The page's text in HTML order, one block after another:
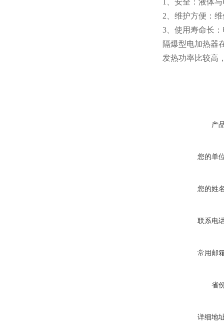
1、安全：液体
2、维护方便：
3、使用寿命长
隔爆型电加热器
发热功率比较高
产
您的单
您的姓
联系电
常用邮
省
详细地